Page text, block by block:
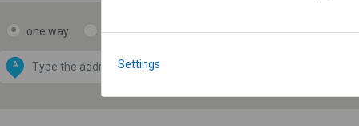
one way return
A
by
OpenStreetMap
Settings